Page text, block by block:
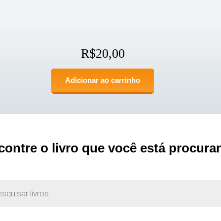
R$20,00
Adicionar ao carrinho
o livro que você está